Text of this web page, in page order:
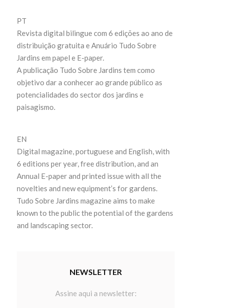
Maio de 2026
READING
CONTINUE READING
Texto: Matilde Jézéquel Fotografia: Noel Kingsbury
PT
Revista digital bilingue com 6 edições ao ano de
distribuição gratuita e Anuário Tudo Sobre
Jardins em papel e E-paper.
A publicação Tudo Sobre Jardins tem como
objetivo dar a conhecer ao grande público as
potencialidades do sector dos jardins e
paisagismo.
EN
Digital magazine, portuguese and English, with
6 editions per year, free distribution, and an
Annual E-paper and printed issue with all the
novelties and new equipment’s for gardens.
Tudo Sobre Jardins magazine aims to make
known to the public the potential of the gardens
and landscaping sector.
NEWSLETTER
Assine aqui a newsletter: